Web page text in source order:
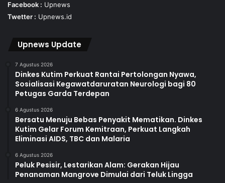
Facebook : Upnews
Twetter : Upnews.id
Upnews Update
7 Agustus 2026
Dinkes Kutim Perkuat Rantai Pertolongan Nyawa,
Sosialisasi Kegawatdaruratan Neurologi bagi 80
Petugas Garda Terdepan
6 Agustus 2026
Bersatu Menuju Bebas Penyakit Mematikan. Dinkes
Kutim Gelar Forum Kemitraan, Perkuat Langkah
Eliminasi AIDS, TBC dan Malaria
6 Agustus 2026
Peluk Pesisir, Lestarikan Alam: Gerakan Hijau
Penanaman Mangrove Dimulai dari Teluk Lingga